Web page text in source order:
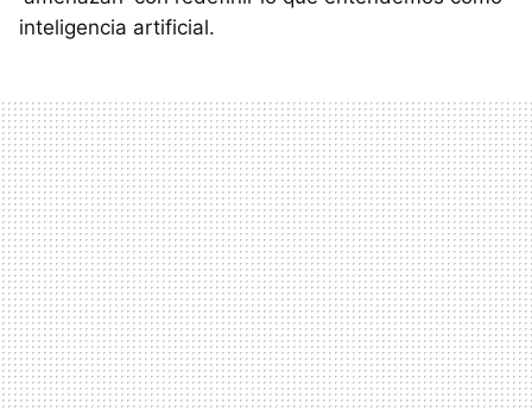
inteligencia artificial.